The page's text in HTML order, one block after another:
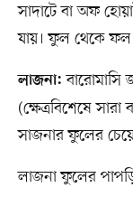
সাদাটে বা অফ
যায়। ফুল থেকে ফল
লাজনা: বারোমাসি
(ক্ষেত্রবিশেষে
সাজনার ফুলের
লাজনা ফুলের